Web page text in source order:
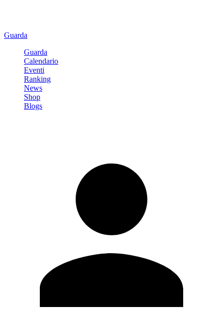
Guarda
Guarda
Calendario
Eventi
Ranking
News
Shop
Blogs